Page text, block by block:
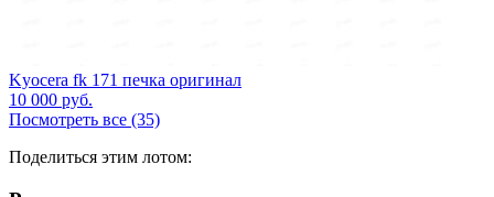
Kyocera fk 171 печка оригинал
10 000 руб.
Посмотреть все (35)
Поделиться этим лотом: